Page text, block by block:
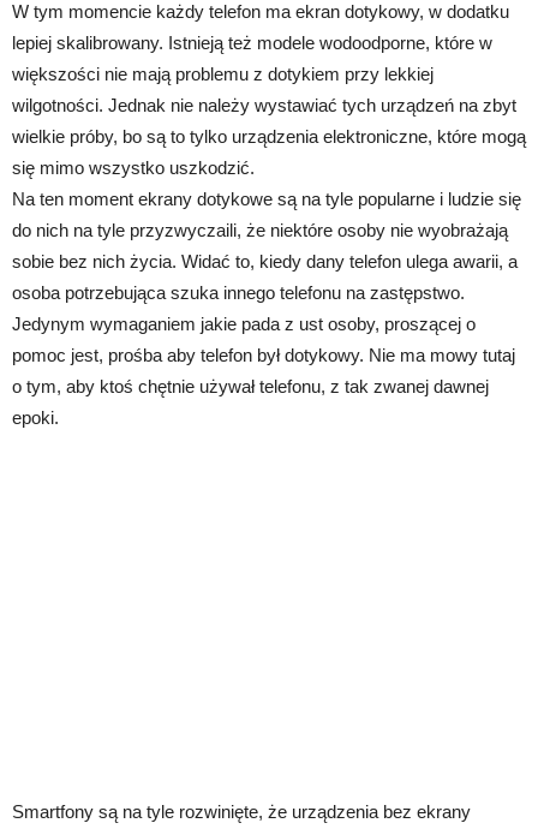
W tym momencie każdy telefon ma ekran dotykowy, w dodatku
lepiej skalibrowany. Istnieją też modele wodoodporne, które w
większości nie mają problemu z dotykiem przy lekkiej
wilgotności. Jednak nie należy wystawiać tych urządzeń na zbyt
wielkie próby, bo są to tylko urządzenia elektroniczne, które mogą
się mimo wszystko uszkodzić.
Na ten moment ekrany dotykowe są na tyle popularne i ludzie się
do nich na tyle przyzwyczaili, że niektóre osoby nie wyobrażają
sobie bez nich życia. Widać to, kiedy dany telefon ulega awarii, a
osoba potrzebująca szuka innego telefonu na zastępstwo.
Jedynym wymaganiem jakie pada z ust osoby, proszącej o
pomoc jest, prośba aby telefon był dotykowy. Nie ma mowy tutaj
o tym, aby ktoś chętnie używał telefonu, z tak zwanej dawnej
epoki.
Smartfony są na tyle rozwinięte, że urządzenia bez ekrany